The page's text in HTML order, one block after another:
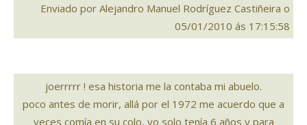
Enviado por Alejandro Manuel Rodríguez Castiñeira o
05/01/2010 ás 17:15:58
joerrrrr ! esa historia me la contaba mi abuelo.
poco antes de morir, allá por el 1972 me acuerdo que a
veces comía en su colo, yo solo tenía 6 años y para